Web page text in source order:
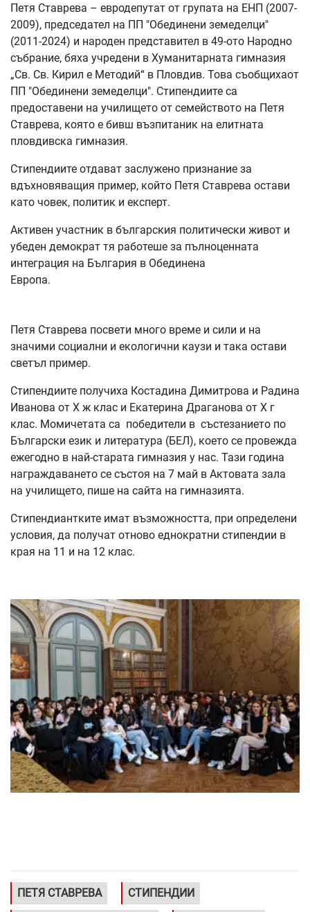
Петя Ставрева – евродепутат от групата на ЕНП (2007-
2009), председател на ПП "Обединени земеделци"
(2011-2024) и народен представител в 49-ото Народно
събрание, бяха учредени в Хуманитарната гимназия
„Св. Св. Кирил е Методий“ в Пловдив. Това съобщихаот
ПП "Обединени земеделци". Стипендиите са
предоставени на училището от семейството на Петя
Ставрева, която е бивш възпитаник на елитната
пловдивска гимназия.
Стипендиите отдават заслужено признание за
вдъхновяващия пример, който Петя Ставрева остави
като човек, политик и експерт.
Активен участник в българския политически живот и
убеден демократ тя работеше за пълноценната
интеграция на България в Обединена
Европа.
Петя Ставрева посвети много време и сили и на
значими социални и екологични каузи и така остави
светъл пример.
Стипендиите получиха Костадина Димитрова и Радина
Иванова от Х ж клас и Екатерина Драганова от Х г
клас. Момичетата са победители в състезанието по
Български език и литература (БЕЛ), което се провежда
ежегодно в най-старата гимназия у нас. Тази година
награждаването се състоя на 7 май в Актовата зала
на училището, пише на сайта на гимназията.
Стипендиантките имат възможността, при определени
условия, да получат отново еднократни стипендии в
края на 11 и на 12 клас.
ПЕТЯ СТАВРЕВА СТИПЕНДИИ